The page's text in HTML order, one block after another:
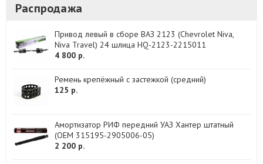
Распродажа
Привод левый в сборе ВАЗ 2123 (Chevrolet Niva,
Niva Travel) 24 шлица HQ-2123-2215011
4 800 р.
Ремень крепёжный с застежкой (средний)
125 р.
Амортизатор РИФ передний УАЗ Хантер штатный
(OEM 315195-2905006-05)
2 200 р.